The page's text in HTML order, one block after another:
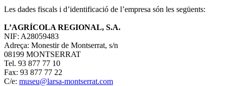
Les dades fiscals i d’identificació de l’empresa són les següents:
L’AGRÍCOLA REGIONAL, S.A.
NIF: A28059483
Adreça: Monestir de Montserrat, s/n
08199 MONTSERRAT
Tel. 93 877 77 10
Fax: 93 877 77 22
C/e: museu@larsa-montserrat.com